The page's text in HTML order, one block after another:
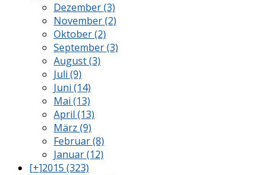
Dezember (3)
November (2)
Oktober (2)
September (3)
August (3)
Juli (9)
Juni (14)
Mai (13)
April (13)
März (9)
Februar (8)
Januar (12)
[+]2015 (323)